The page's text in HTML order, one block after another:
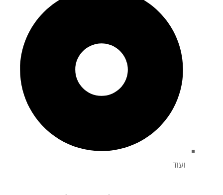
ועוד